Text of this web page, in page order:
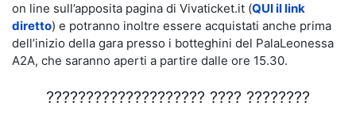
on line sull’apposita pagina di Vivaticket.it (QUI il link
diretto) e potranno inoltre essere acquistati anche prima
dell’inizio della gara presso i botteghini del PalaLeonessa
A2A, che saranno aperti a partire dalle ore 15.30.
???????????????????? ???? ????????